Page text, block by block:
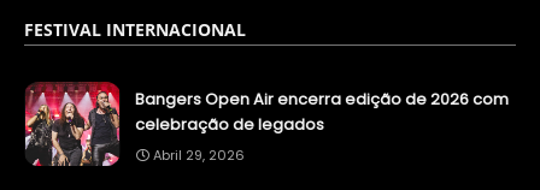
FESTIVAL INTERNACIONAL
Bangers Open Air encerra edição de 2026 com
celebração de legados
Abril 29, 2026